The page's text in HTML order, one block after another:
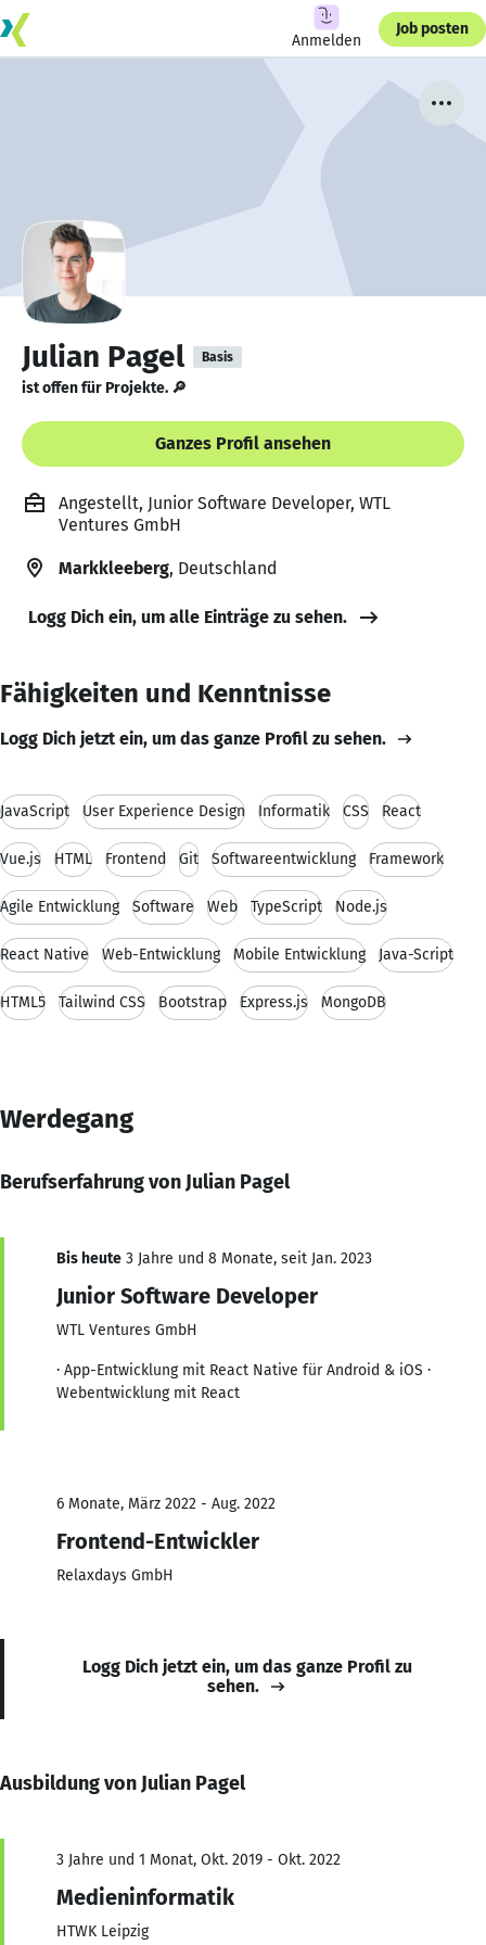
Anmelden
Job posten
Julian Pagel Basis
ist offen für Projekte. 🔎
Ganzes Profil ansehen
Angestellt, Junior Software Developer, WTL
Ventures GmbH
Markkleeberg, Deutschland
Logg Dich ein, um alle Einträge zu sehen.
Fähigkeiten und Kenntnisse
Logg Dich jetzt ein, um das ganze Profil zu sehen.
JavaScript User Experience Design Informatik CSS React
Vue.js HTML Frontend Git Softwareentwicklung Framework
Agile Entwicklung Software Web TypeScript Node.js
React Native Web-Entwicklung Mobile Entwicklung Java-Script
HTML5 Tailwind CSS Bootstrap Express.js MongoDB
Werdegang
Berufserfahrung von Julian Pagel
Bis heute 3 Jahre und 8 Monate, seit Jan. 2023
Junior Software Developer
WTL Ventures GmbH
· App-Entwicklung mit React Native für Android & iOS ·
Webentwicklung mit React
6 Monate, März 2022 - Aug. 2022
Frontend-Entwickler
Relaxdays GmbH
Logg Dich jetzt ein, um das ganze Profil zu
sehen.
Ausbildung von Julian Pagel
3 Jahre und 1 Monat, Okt. 2019 - Okt. 2022
Medieninformatik
HTWK Leipzig